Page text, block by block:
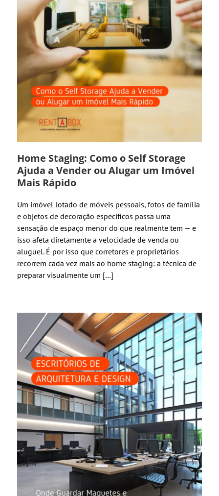
Home Staging: Como o Self Storage
Ajuda a Vender ou Alugar um Imóvel
Mais Rápido
Um imóvel lotado de móveis pessoais, fotos de família
e objetos de decoração específicos passa uma
sensação de espaço menor do que realmente tem — e
isso afeta diretamente a velocidade de venda ou
aluguel. É por isso que corretores e proprietários
recorrem cada vez mais ao home staging: a técnica de
preparar visualmente um […]